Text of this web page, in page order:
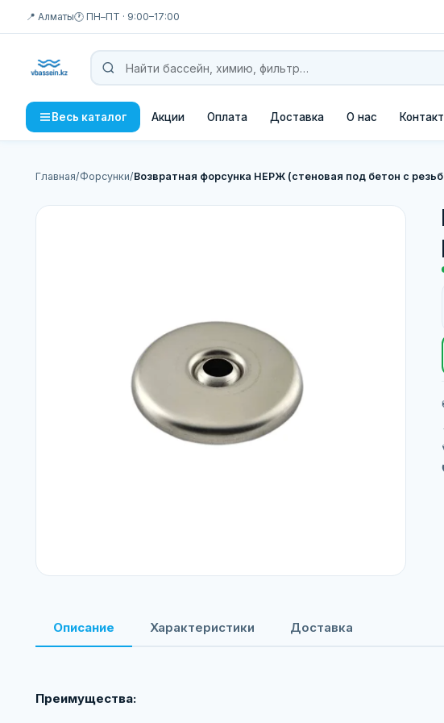
📍 Алматы🕐 ПН–ПТ · 9:00–17:00
Весь каталог Акции Оплата Доставка О нас
Главная/Форсунки/Возвратная форсунка НЕРЖ (стеновая под бетон с
Описание Характеристики Доставка
Преимущества: